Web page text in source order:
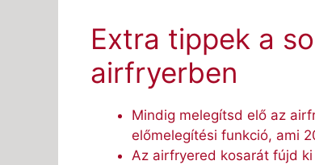
Extra tippek a
airfryerben
Mindig melegítsd elő az
előmelegítési funkció, ami
Az airfryered kosarát fújd